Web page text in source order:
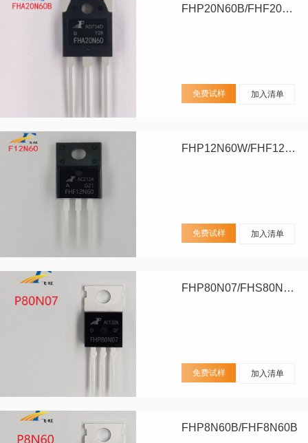
FHP20N60B/FHF20N60B/FHA20N60B
免费试样 加入清单
FHP12N60W/FHF12N60W
免费试样 加入清单
FHP80N07/FHS80N07/FHD80N07
免费试样 加入清单
FHP8N60B/FHF8N60B